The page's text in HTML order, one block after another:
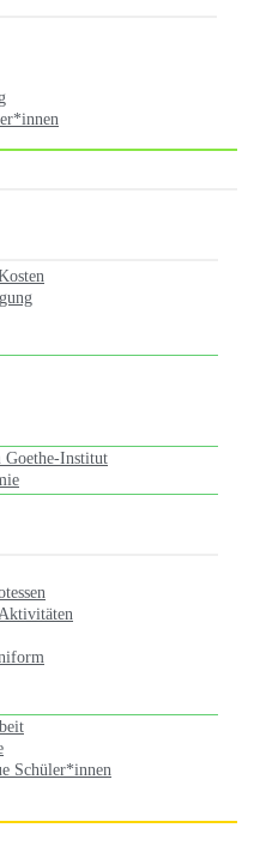
Goethe-Institut
Schüler*innen